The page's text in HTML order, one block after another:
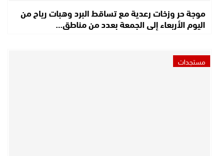
موجة حر وزخات رعدية مع تساقط البرد وهبات رياح من
اليوم الأربعاء إلى الجمعة بعدد من مناطق…
مستجدات